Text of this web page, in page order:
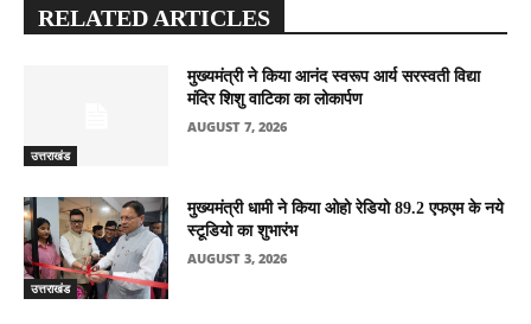
RELATED ARTICLES
उत्तराखंड
मुख्यमंत्री ने किया आनंद स्वरूप आर्य सरस्वती विद्या
मंदिर शिशु वाटिका का लोकार्पण
AUGUST 7, 2026
उत्तराखंड
मुख्यमंत्री धामी ने किया ओहो रेडियो 89.2 एफएम के नये
स्टूडियो का शुभारंभ
AUGUST 3, 2026